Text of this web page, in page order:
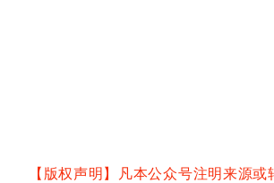
【版权声明】凡本公众号注明来源